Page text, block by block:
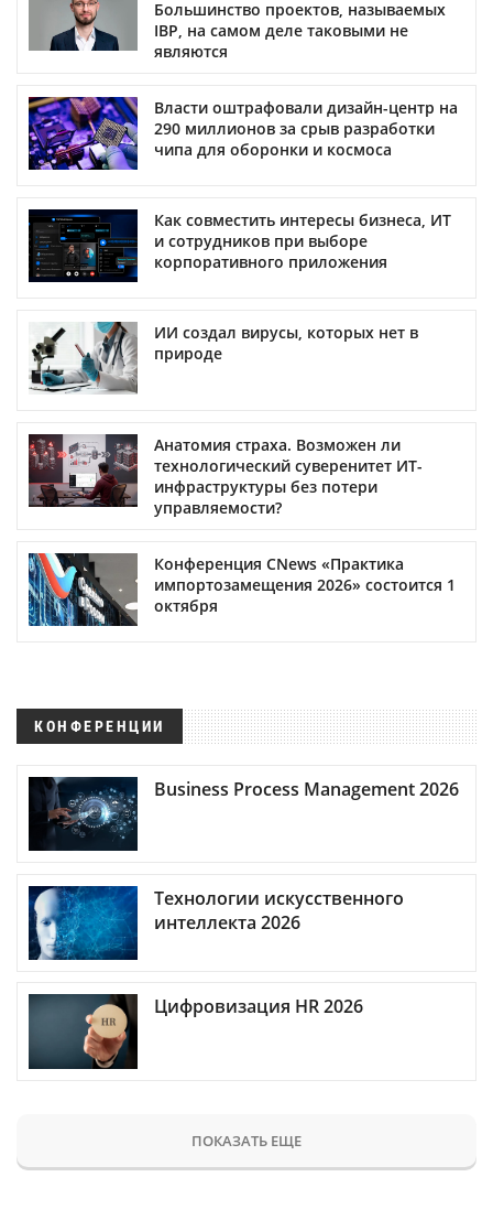
Большинство проектов, называемых
IBP, на самом деле таковыми не
являются
Власти оштрафовали дизайн-центр на
290 миллионов за срыв разработки
чипа для оборонки и космоса
Как совместить интересы бизнеса, ИТ
и сотрудников при выборе
корпоративного приложения
ИИ создал вирусы, которых нет в
природе
Анатомия страха. Возможен ли
технологический суверенитет ИТ-
инфраструктуры без потери
управляемости?
Конференция CNews «Практика
импортозамещения 2026» состоится 1
октября
КОНФЕРЕНЦИИ
Business Process Management 2026
Технологии искусственного
интеллекта 2026
Цифровизация HR 2026
ПОКАЗАТЬ ЕЩЕ